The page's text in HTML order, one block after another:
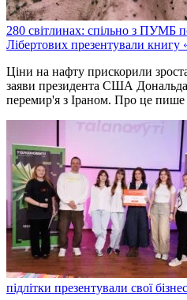
280 світлинах: спільно з ПУМБ
Лібертових презентували книгу
Ціни на нафту прискорили
заяви президента США
перемир'я з Іраном. Про це
підлітки презентували свої